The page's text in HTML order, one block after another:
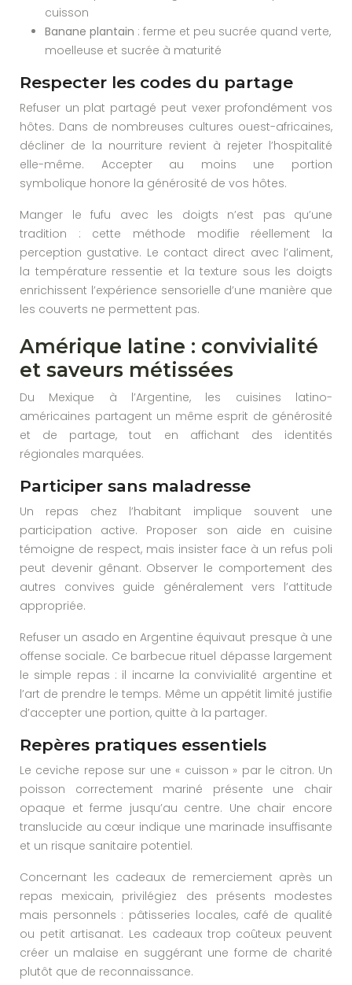
cuisson
Banane plantain : ferme et peu sucrée quand verte,
moelleuse et sucrée à maturité
Respecter les codes du partage
Refuser un plat partagé peut vexer profondément vos
hôtes. Dans de nombreuses cultures ouest-africaines,
décliner de la nourriture revient à rejeter l’hospitalité
elle-même. Accepter au moins une portion
symbolique honore la générosité de vos hôtes.
Manger le fufu avec les doigts n’est pas qu’une
tradition : cette méthode modifie réellement la
perception gustative. Le contact direct avec l’aliment,
la température ressentie et la texture sous les doigts
enrichissent l’expérience sensorielle d’une manière que
les couverts ne permettent pas.
Amérique latine : convivialité
et saveurs métissées
Du Mexique à l’Argentine, les cuisines latino-
américaines partagent un même esprit de générosité
et de partage, tout en affichant des identités
régionales marquées.
Participer sans maladresse
Un repas chez l’habitant implique souvent une
participation active. Proposer son aide en cuisine
témoigne de respect, mais insister face à un refus poli
peut devenir gênant. Observer le comportement des
autres convives guide généralement vers l’attitude
appropriée.
Refuser un asado en Argentine équivaut presque à une
offense sociale. Ce barbecue rituel dépasse largement
le simple repas : il incarne la convivialité argentine et
l’art de prendre le temps. Même un appétit limité justifie
d’accepter une portion, quitte à la partager.
Repères pratiques essentiels
Le ceviche repose sur une « cuisson » par le citron. Un
poisson correctement mariné présente une chair
opaque et ferme jusqu’au centre. Une chair encore
translucide au cœur indique une marinade insuffisante
et un risque sanitaire potentiel.
Concernant les cadeaux de remerciement après un
repas mexicain, privilégiez des présents modestes
mais personnels : pâtisseries locales, café de qualité
ou petit artisanat. Les cadeaux trop coûteux peuvent
créer un malaise en suggérant une forme de charité
plutôt que de reconnaissance.